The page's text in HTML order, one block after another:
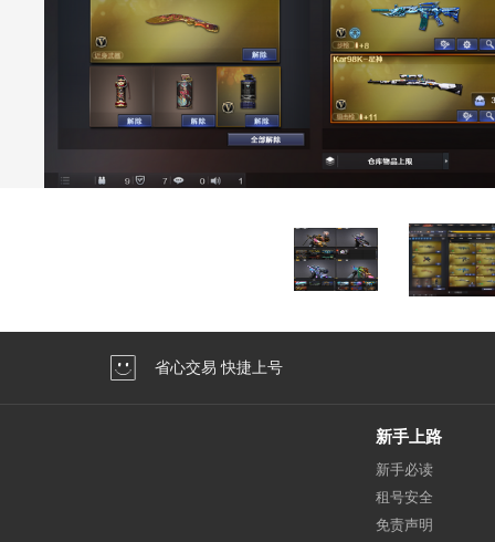
省心交易 快捷上号
新手上路
新手必读
租号安全
免责声明